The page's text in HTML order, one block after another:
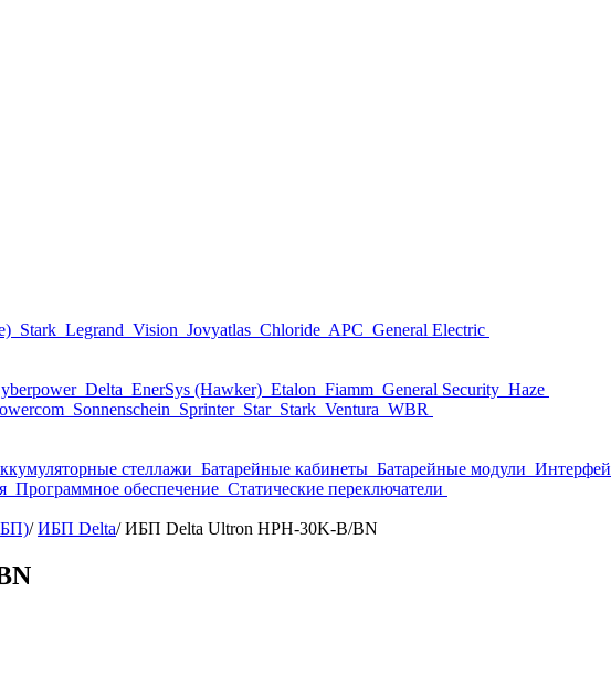
Stark Legrand Vision Jovyatlas Chloride APC General Electric
Delta EnerSys (Hawker) Etalon Fiamm General Security Haze
Sonnenschein Sprinter Star Stark Ventura WBR
стеллажи Батарейные кабинеты Батарейные модули
Программное обеспечение Статические переключатели
/ ИБП Delta/ ИБП Delta Ultron HPH-30K-B/BN